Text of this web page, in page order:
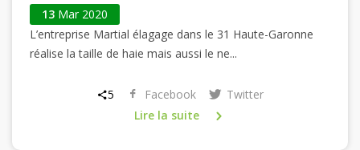
13 Mar 2020
L’entreprise Martial élagage dans le 31 Haute-Garonne
réalise la taille de haie mais aussi le ne...
5 Facebook
Twitter
Lire la suite